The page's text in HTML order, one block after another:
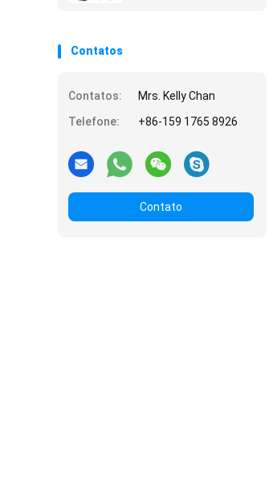
Contatos
Contatos:
Mrs. Kelly Chan
Telefone:
+86-159 1765 8926
Contato